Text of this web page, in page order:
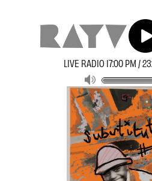
LIVE RADIO 17:00 PM /